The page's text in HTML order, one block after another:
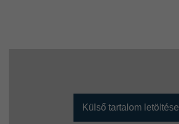
Külső tartalom letöltése